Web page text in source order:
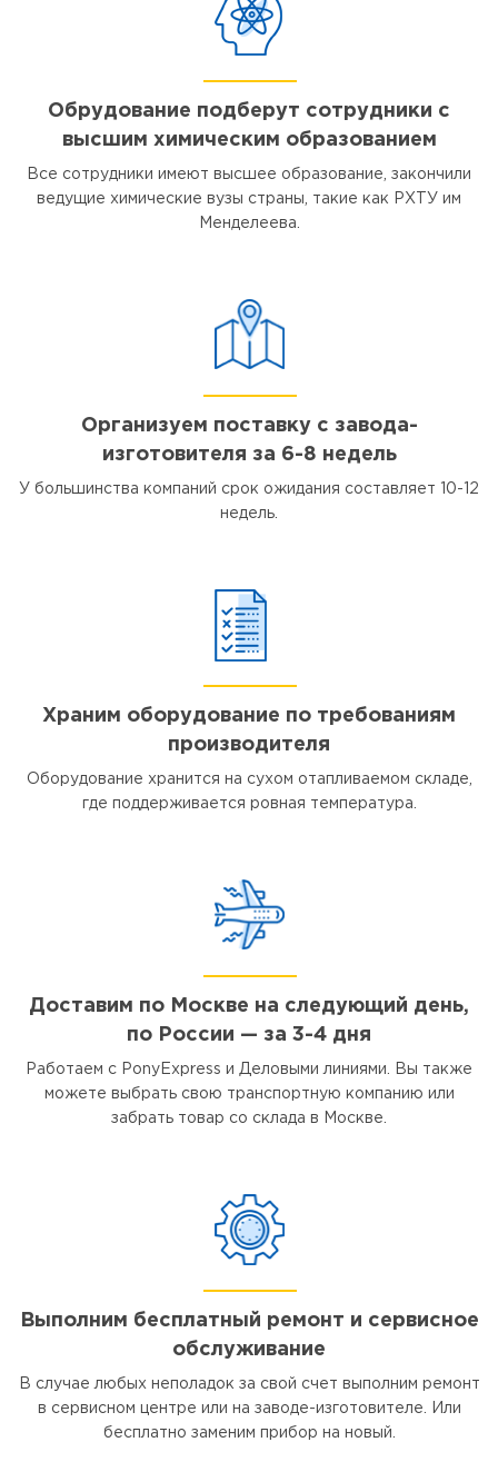
Обрудование подберут сотрудники с
высшим химическим образованием
Все сотрудники имеют высшее образование, закончили
ведущие химические вузы страны, такие как РХТУ им
Менделеева.
Организуем поставку с завода-
изготовителя за 6-8 недель
У большинства компаний срок ожидания составляет 10-12
недель.
Храним оборудование по требованиям
производителя
Оборудование хранится на сухом отапливаемом складе,
где поддерживается ровная температура.
Доставим по Москве на следующий день,
по России — за 3-4 дня
Работаем с PonyExpress и Деловыми линиями. Вы также
можете выбрать свою транспортную компанию или
забрать товар со склада в Москве.
Выполним бесплатный ремонт и сервисное
обслуживание
В случае любых неполадок за свой счет выполним ремонт
в сервисном центре или на заводе-изготовителе. Или
бесплатно заменим прибор на новый.